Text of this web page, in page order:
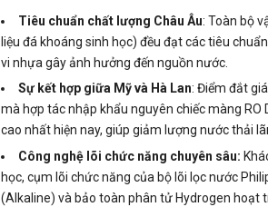
Tiêu chuẩn chất lượng Châu Âu: Toàn bộ
liệu đá khoáng sinh học) đều đạt các tiêu
vi nhựa gây ảnh hưởng đến nguồn nước.
Sự kết hợp giữa Mỹ và Hà Lan: Điểm đắt
mà hợp tác nhập khẩu nguyên chiếc màng
cao nhất hiện nay, giúp giảm lượng nước thải
Công nghệ lõi chức năng chuyên sâu:
học, cụm lõi chức năng của bộ lõi lọc nước
(Alkaline) và bảo toàn phân tử Hydrogen hoạt